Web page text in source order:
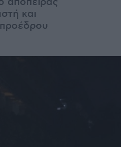
και